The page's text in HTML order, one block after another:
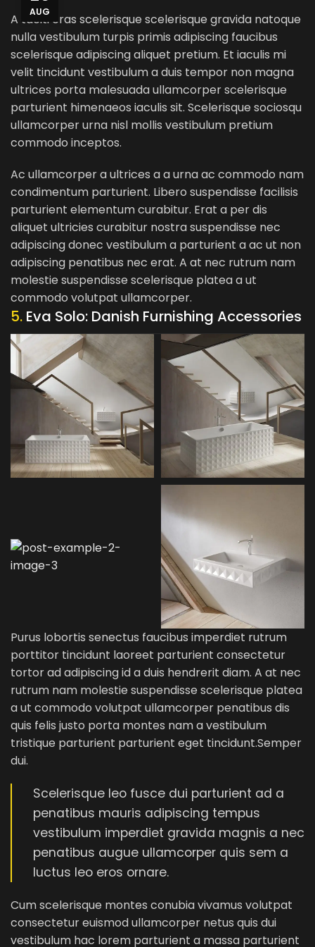
AUG
A taciti cras scelerisque scelerisque gravida natoque
nulla vestibulum turpis primis adipiscing faucibus
scelerisque adipiscing aliquet pretium. Et iaculis mi
velit tincidunt vestibulum a duis tempor non magna
ultrices porta malesuada ullamcorper scelerisque
parturient himenaeos iaculis sit. Scelerisque sociosqu
ullamcorper urna nisl mollis vestibulum pretium
commodo inceptos.
Ac ullamcorper a ultrices a a urna ac commodo nam
condimentum parturient. Libero suspendisse facilisis
parturient elementum curabitur. Erat a per dis
aliquet ultricies curabitur nostra suspendisse nec
adipiscing donec vestibulum a parturient a ac ut non
adipiscing penatibus nec erat. A at nec rutrum nam
molestie suspendisse scelerisque platea a ut
commodo volutpat ullamcorper.
5. Eva Solo: Danish Furnishing Accessories
Purus lobortis senectus faucibus imperdiet rutrum
porttitor tincidunt laoreet parturient consectetur
tortor ad adipiscing id a duis hendrerit diam. A at nec
rutrum nam molestie suspendisse scelerisque platea
a ut commodo volutpat ullamcorper penatibus dis
quis felis justo porta montes nam a vestibulum
tristique parturient parturient eget tincidunt.Semper
dui.
Scelerisque leo fusce dui parturient ad a
penatibus mauris adipiscing tempus
vestibulum imperdiet gravida magnis a nec
penatibus augue ullamcorper quis sem a
luctus leo eros ornare.
Cum scelerisque montes conubia vivamus volutpat
consectetur euismod ullamcorper netus quis dui
vestibulum hac lorem parturient a massa parturient